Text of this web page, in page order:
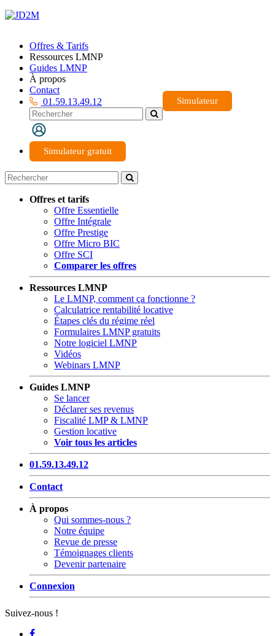
Offres & Tarifs
Ressources LMNP
Guides LMNP
À propos
Contact
01.59.13.49.12
Simulateur gratuit
Simulateur
Offres et tarifs
Offre Essentielle
Offre Intégrale
Offre Prestige
Offre Micro BIC
Offre SCI
Comparer les offres
Ressources LMNP
Le LMNP, comment ça fonctionne ?
Calculatrice rentabilité locative
Étapes clés du régime réel
Formulaires LMNP gratuits
Notre logiciel LMNP
Vidéos
Webinars LMNP
Guides LMNP
Se lancer
Déclarer ses revenus
Fiscalité LMP & LMNP
Gestion locative
Voir tous les articles
01.59.13.49.12
Contact
À propos
Qui sommes-nous ?
Notre équipe
Revue de presse
Témoignages clients
Devenir partenaire
Connexion
Suivez-nous !